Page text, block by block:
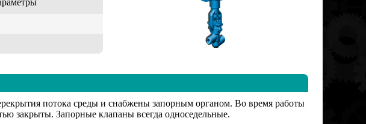
потока среды и снабжены запорным органом. Во время работы
закрыты. Запорные клапаны всегда односедельные.